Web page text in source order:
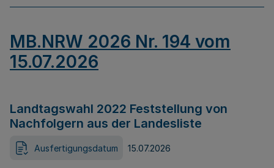
MB.NRW 2026 Nr. 194 vom
15.07.2026
Landtagswahl 2022 Feststellung von
Nachfolgern aus der Landesliste
Ausfertigungsdatum 15.07.2026